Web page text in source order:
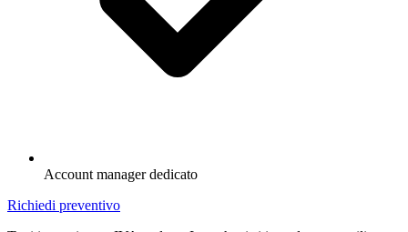
Account manager dedicato
Richiedi preventivo